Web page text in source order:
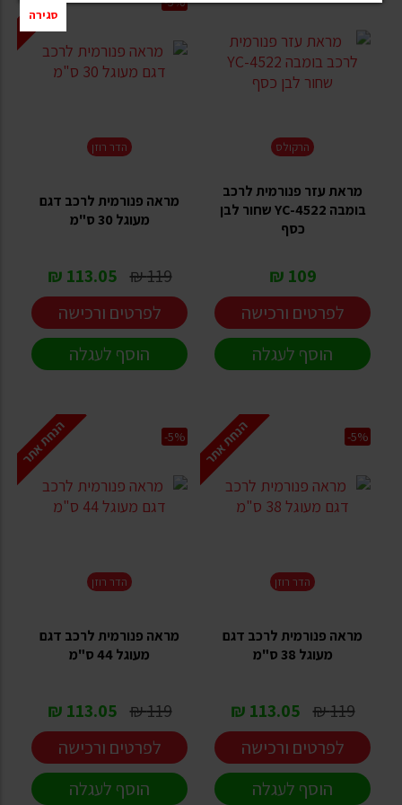
הרקולס
מראת עזר פנורמית לרכב
בומבה YC-4522 שחור לבן
כסף
109 ₪
לפרטים ורכישה
הוסף לעגלה
הדר רוזן
מראה פנורמית לרכב דגם
מעוגל 30 ס"מ
119 ₪
113.05 ₪
לפרטים ורכישה
הוסף לעגלה
הנחת אתר
הדר רוזן
מראה פנורמית לרכב דגם
מעוגל 38 ס"מ
119 ₪
113.05 ₪
-5%
לפרטים ורכישה
הוסף לעגלה
הנחת אתר
הדר רוזן
מראה פנורמית לרכב דגם
מעוגל 44 ס"מ
119 ₪
113.05 ₪
-5%
לפרטים ורכישה
הוסף לעגלה
סגירה